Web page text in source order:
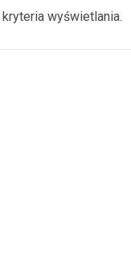
wyświetlania.